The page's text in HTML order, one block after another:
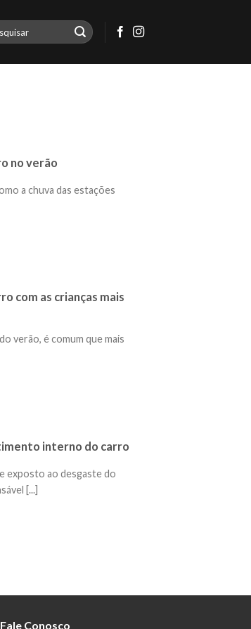
no verão
a chuva das estações
com as crianças mais
verão, é comum que mais
interno do carro
exposto ao desgaste do
[...]
Fale Conosco